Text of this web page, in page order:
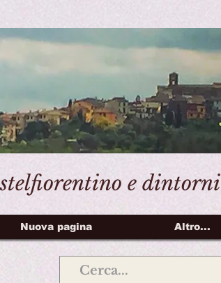
e dintorni
Nuova pagina Altro...